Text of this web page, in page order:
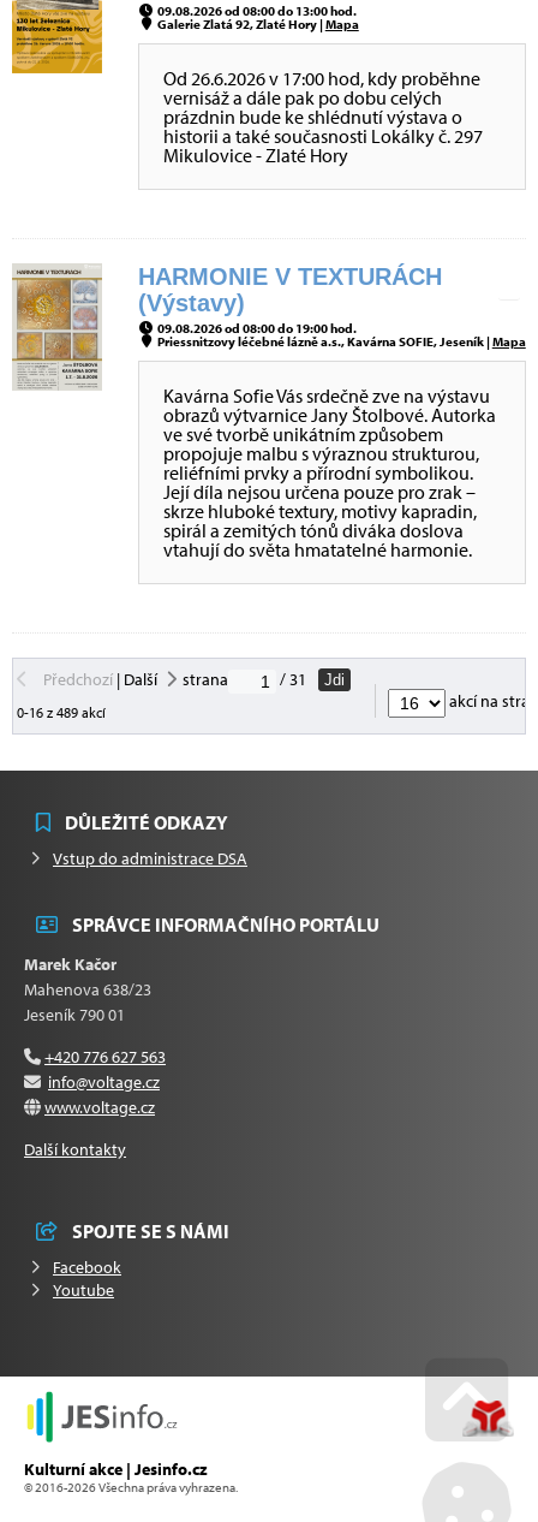
09.08.2026 od 08:00 do 13:00 hod.
Galerie Zlatá 92, Zlaté Hory |Mapa
Od 26.6.2026 v 17:00 hod, kdy proběhne
vernisáž a dále pak po dobu celých
prázdnin bude ke shlédnutí výstava o
historii a také současnosti Lokálky č. 297
Mikulovice - Zlaté Hory
HARMONIE V TEXTURÁCH
(Výstavy)
09.08.2026 od 08:00 do 19:00 hod.
Priessnitzovy léčebné lázně a.s., Kavárna SOFIE, Jeseník |Mapa
Kavárna Sofie Vás srdečně zve na výstavu
obrazů výtvarnice Jany Štolbové. Autorka
ve své tvorbě unikátním způsobem
propojuje malbu s výraznou strukturou,
reliéfními prvky a přírodní symbolikou.
Její díla nejsou určena pouze pro zrak –
skrze hluboké textury, motivy kapradin,
spirál a zemitých tónů diváka doslova
vtahují do světa hmatatelné harmonie.
Předchozí| Další strana / 31
Jdi
0-16 z 489 akcí
akcí na
DŮLEŽITÉ ODKAZY
Vstup do administrace DSA
SPRÁVCE INFORMAČNÍHO PORTÁLU
Marek Kačor
Mahenova 638/23
Jeseník 790 01
+420 776 627 563
info@voltage.cz
www.voltage.cz
Další kontakty
SPOJTE SE S NÁMI
Facebook
Youtube
Kulturní akce | Jesinfo.cz
© 2016-2026 Všechna práva vyhrazena. Go